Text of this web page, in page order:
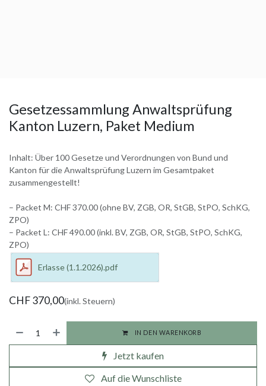
Gesetzessammlung Anwaltsprüfung
Kanton Luzern, Paket Medium
Inhalt: Über 100 Gesetze und Verordnungen von Bund und
Kanton für die Anwaltsprüfung Luzern im Gesamtpaket
zusammengestellt!
– Packet M: CHF 370.00 (ohne BV, ZGB, OR, StGB, StPO, SchKG,
ZPO)
– Packet L: CHF 490.00 (inkl. BV, ZGB, OR, StGB, StPO, SchKG,
ZPO)
Erlasse (1.1.2026).pdf
CHF370,00(inkl. Steuern)
IN DEN WARENKORB
Jetzt kaufen
Auf die Wunschliste